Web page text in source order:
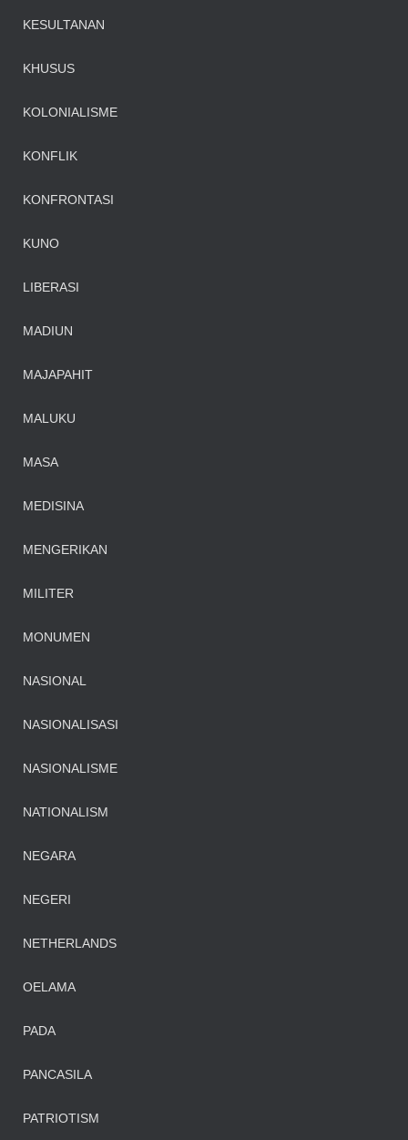
KESULTANAN
KHUSUS
KOLONIALISME
KONFLIK
KONFRONTASI
KUNO
LIBERASI
MADIUN
MAJAPAHIT
MALUKU
MASA
MEDISINA
MENGERIKAN
MILITER
MONUMEN
NASIONAL
NASIONALISASI
NASIONALISME
NATIONALISM
NEGARA
NEGERI
NETHERLANDS
OELAMA
PADA
PANCASILA
PATRIOTISM